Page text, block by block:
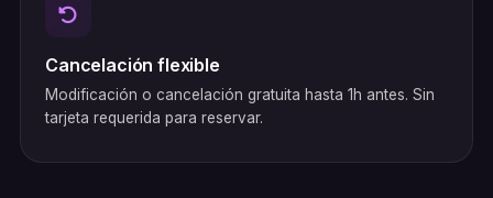
Cancelación flexible
Modificación o cancelación gratuita hasta 1h antes. Sin
tarjeta requerida para reservar.